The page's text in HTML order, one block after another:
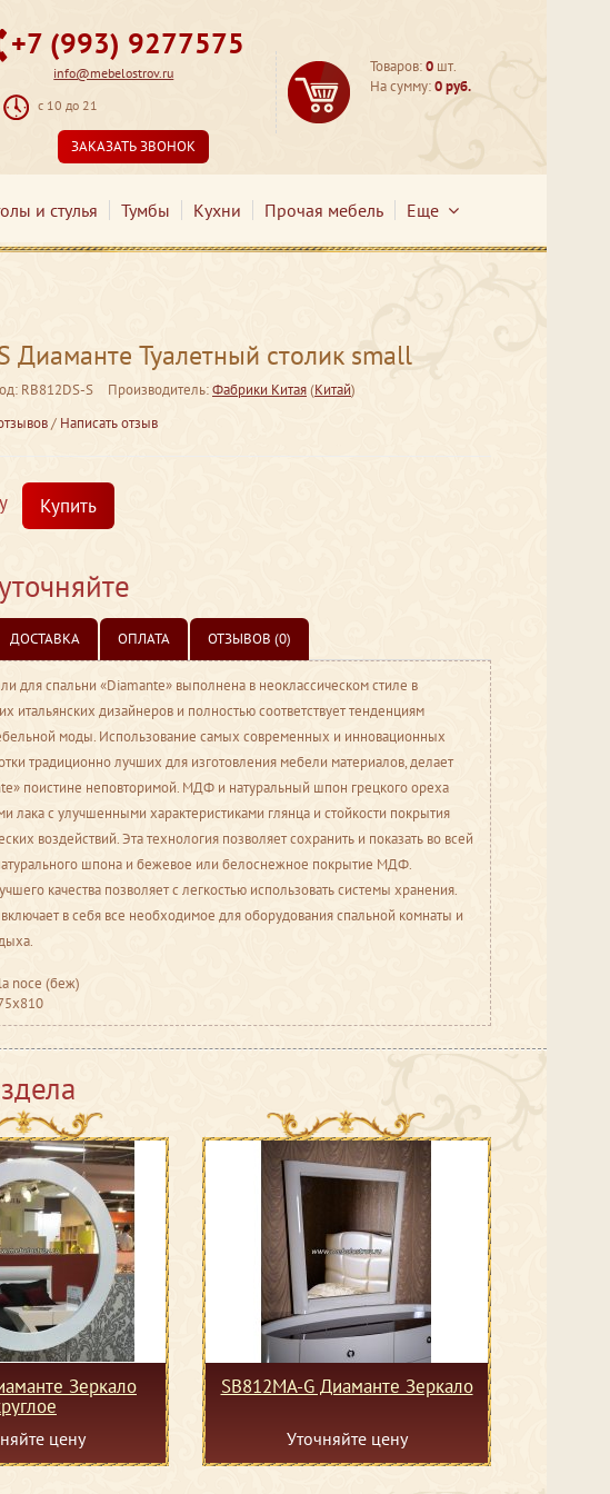
+7 (993) 9277575
info@mebelostrov.ru
с 10 до 21
ЗАКАЗАТЬ ЗВОНОК
Товаров:0 шт.
На сумму:0 руб.
и стулья Тумбы Кухни Прочая мебель Еще
Диаманте Туалетный столик small
RB812DS-S Производитель:Фабрики Китая(Китай)
/ Написать отзыв
Купить
ДОСТАВКА ОПЛАТА ОТЗЫВОВ (0)
для спальни «Diamante» выполнена в неоклассическом стиле в
итальянских дизайнеров и полностью соответствует тенденциям
моды. Использование самых современных и инновационных
традиционно лучших для изготовления мебели материалов, делает
поистине неповторимой. МДФ и натуральный шпон грецкого ореха
лака с улучшенными характеристиками глянца и стойкости покрытия
воздействий. Эта технология позволяет сохранить и показать во всей
шпона и бежевое или белоснежное покрытие МДФ.
качества позволяет с легкостью использовать системы хранения.
в себя все необходимое для оборудования спальной комнаты и
noce (беж)
Зеркало
цену
SB812MA-G Диаманте Зеркало
Уточняйте цену